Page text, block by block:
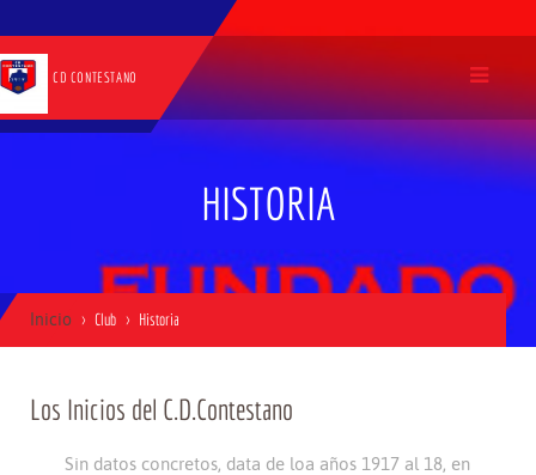
CD CONTESTANO
HISTORIA
Inicio Club Historia
Los Inicios del C.D.Contestano
Sin datos concretos, data de loa años 1917 al 18, en